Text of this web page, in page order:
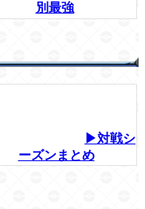
別最強
▶対戦シ
ーズンまとめ